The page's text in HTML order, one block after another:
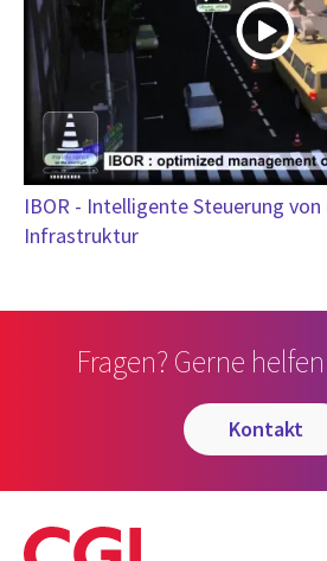
IBOR - Intelligente Steuerung
Infrastruktur
Fragen? Gerne
kontakt